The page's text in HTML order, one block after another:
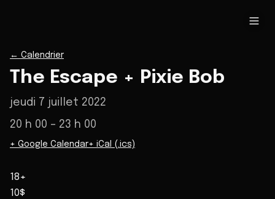
← Calendrier
The Escape + Pixie Bob
jeudi 7 juillet 2022
20 h 00 – 23 h 00
+ Google Calendar+ iCal (.ics)
18+
10$